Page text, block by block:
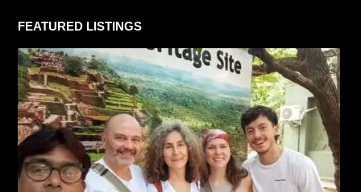
FEATURED LISTINGS